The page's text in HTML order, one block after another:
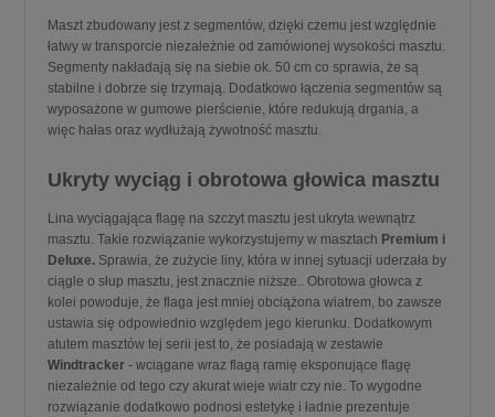
Maszt zbudowany jest z segmentów, dzięki czemu jest względnie
łatwy w transporcie niezależnie od zamówionej wysokości masztu.
Segmenty nakładają się na siebie ok. 50 cm co sprawia, że są
stabilne i dobrze się trzymają. Dodatkowo łączenia segmentów są
wyposażone w gumowe pierścienie, które redukują drgania, a
więc hałas oraz wydłużają żywotność masztu.
Ukryty wyciąg i obrotowa głowica masztu
Lina wyciągająca flagę na szczyt masztu jest ukryta wewnątrz
masztu. Takie rozwiązanie wykorzystujemy w masztach Premium i
Deluxe. Sprawia, że zużycie liny, która w innej sytuacji uderzała by
ciągle o słup masztu, jest znacznie niższe.. Obrotowa głowca z
kolei powoduje, że flaga jest mniej obciążona wiatrem, bo zawsze
ustawia się odpowiednio względem jego kierunku. Dodatkowym
atutem masztów tej serii jest to, że posiadają w zestawie
Windtracker - wciągane wraz flagą ramię eksponujące flagę
niezależnie od tego czy akurat wieje wiatr czy nie. To wygodne
rozwiązanie dodatkowo podnosi estetykę i ładnie prezentuje